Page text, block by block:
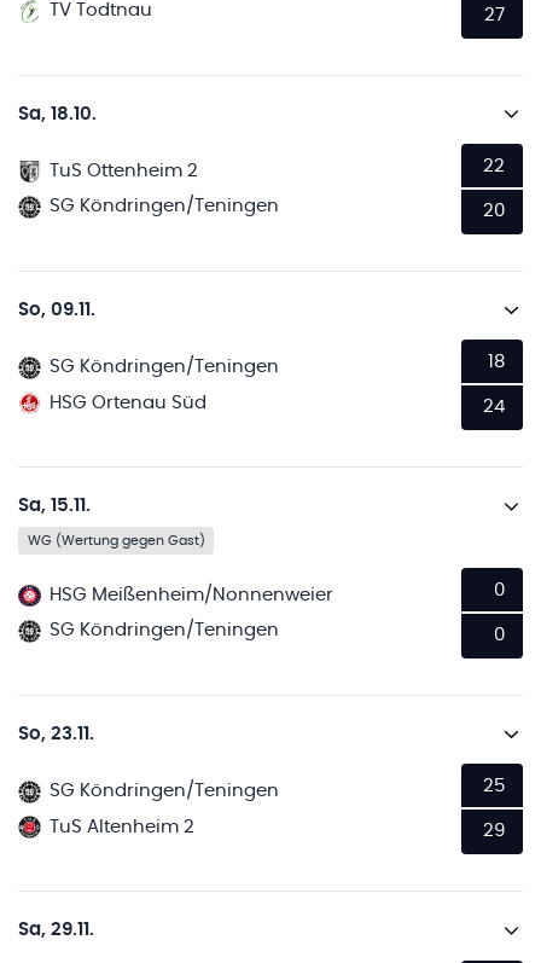
TV Todtnau
27
Sa, 18.10.
TuS Ottenheim 2
SG Köndringen/Teningen
22
20
So, 09.11.
SG Köndringen/Teningen
HSG Ortenau Süd
18
24
Sa, 15.11.
WG (Wertung gegen Gast)
HSG Meißenheim/Nonnenweier
SG Köndringen/Teningen
0
0
So, 23.11.
SG Köndringen/Teningen
TuS Altenheim 2
25
29
Sa, 29.11.